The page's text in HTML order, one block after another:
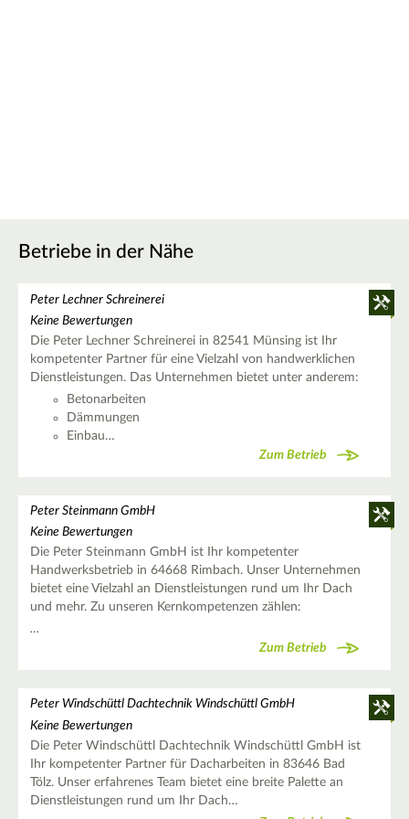
Betriebe in der Nähe
Peter Lechner Schreinerei
Keine Bewertungen
Die Peter Lechner Schreinerei in 82541 Münsing ist Ihr
kompetenter Partner für eine Vielzahl von handwerklichen
Dienstleistungen. Das Unternehmen bietet unter anderem:
Betonarbeiten
Dämmungen
Einbau…
Zum Betrieb
Peter Steinmann GmbH
Keine Bewertungen
Die Peter Steinmann GmbH ist Ihr kompetenter
Handwerksbetrieb in 64668 Rimbach. Unser Unternehmen
bietet eine Vielzahl an Dienstleistungen rund um Ihr Dach
und mehr. Zu unseren Kernkompetenzen zählen:
…
Zum Betrieb
Peter Windschüttl Dachtechnik Windschüttl GmbH
Keine Bewertungen
Die Peter Windschüttl Dachtechnik Windschüttl GmbH ist
Ihr kompetenter Partner für Dacharbeiten in 83646 Bad
Tölz. Unser erfahrenes Team bietet eine breite Palette an
Dienstleistungen rund um Ihr Dach…